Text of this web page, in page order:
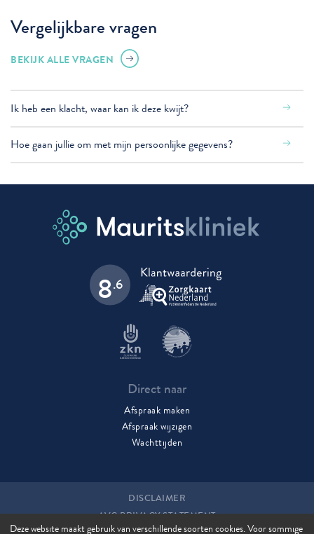
Vergelijkbare vragen
BEKIJK ALLE VRAGEN
Ik heb een klacht, waar kan ik deze kwijt?
Hoe gaan jullie om met mijn persoonlijke gegevens?
8.6
Direct naar
Afspraak maken
Afspraak wijzigen
Wachttijden
DISCLAIMER
AVG PRIVACY STATEMENT
Deze website maakt gebruik van verschillende soorten cookies. Voor sommige